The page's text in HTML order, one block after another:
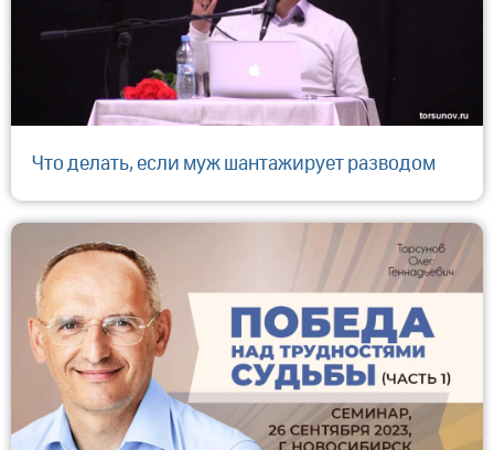
Что делать, если муж шантажирует разводом